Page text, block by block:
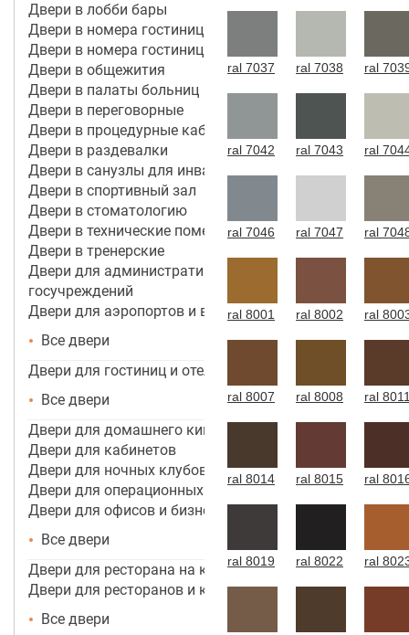
Двери в лобби бары
Двери в номера гостиницы 3*
Двери в номера гостиницы 4*-5*
Двери в общежития
Двери в палаты больниц
Двери в переговорные
Двери в процедурные кабинеты
Двери в раздевалки
Двери в санузлы для инвалидов
Двери в спортивный зал
Двери в стоматологию
Двери в технические помещения
Двери в тренерские
Двери для административных зданий и
госучреждений
Двери для аэропортов и вокзалов
Все двери
Двери для гостиниц и отелей
Все двери
Двери для домашнего кинотеатра
Двери для кабинетов
Двери для ночных клубов
Двери для операционных
Двери для офисов и бизнес центров
Все двери
Двери для ресторана на кухню
Двери для ресторанов и кафе
Все двери
ral 7037 ral 7038 ral
ral 7042 ral 7043 ral
ral 7046 ral 7047 ral
ral 8001 ral 8002 ral
ral 8007 ral 8008 ral
ral 8014 ral 8015 ral
ral 8019 ral 8022 ral